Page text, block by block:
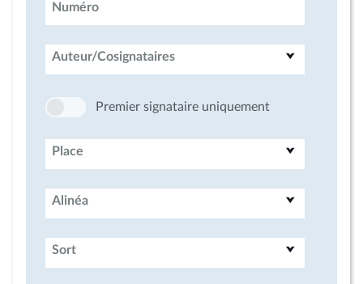
Numéro
Auteur/Cosignataires
Premier signataire uniquement
Place
Alinéa
Sort